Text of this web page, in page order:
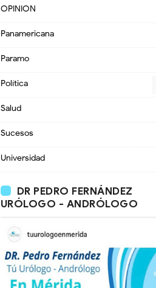
OPINION
Panamericana
Paramo
Política
Salud
Sucesos
Universidad
DR PEDRO FERNÁNDEZ
URÓLOGO - ANDRÓLOGO